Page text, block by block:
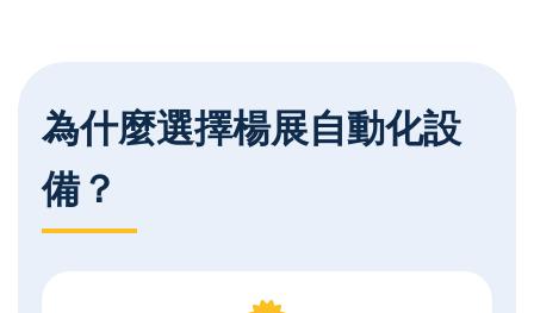
為什麼選擇楊展自動化設
備？